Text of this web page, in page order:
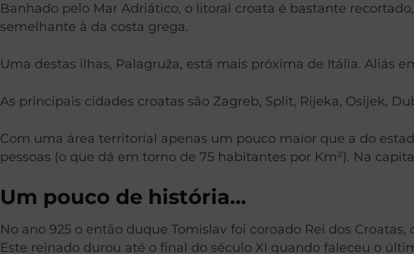
Banhado pelo Mar Adriático, o litoral croata é bastante
semelhante à da costa grega.
Uma destas ilhas, Palagruža, está mais próxima de Itália. Aliás
As principais cidades croatas são Zagreb, Split, Rijeka, Osijek,
Com uma área territorial apenas um pouco maior que a do
pessoas (o que dá em torno de 75 habitantes por Km²). Na
Um pouco de história…
No ano 925 o então duque Tomislav foi coroado Rei dos
Este reinado durou até o final do século XI quando faleceu o